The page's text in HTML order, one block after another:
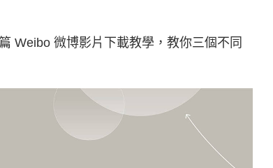
Weibo 微博影片下載教學，教你三個不同